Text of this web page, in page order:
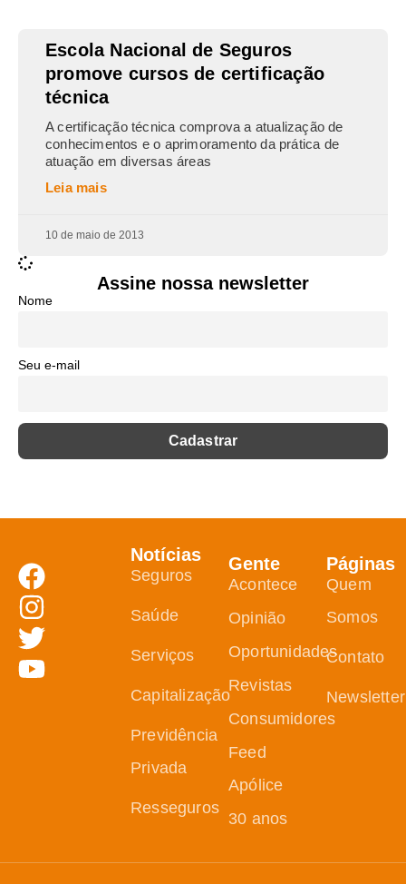
Escola Nacional de Seguros
promove cursos de certificação
técnica
A certificação técnica comprova a atualização de
conhecimentos e o aprimoramento da prática de
atuação em diversas áreas
Leia mais
10 de maio de 2013
Assine nossa newsletter
Nome
Seu e-mail
Notícias
Seguros
Saúde
Serviços
Capitalização
Previdência
Privada
Resseguros
Gente
Acontece
Opinião
Oportunidades
Revistas
Consumidores
Feed
Apólice
30 anos
Páginas
Quem
Somos
Contato
Newsletter